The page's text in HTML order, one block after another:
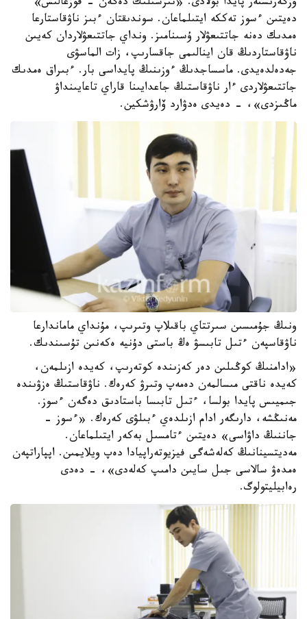
وزگەرىستەر پايدا بولادى. «تىرشىلىك دەگەن - قوزعالىس»
دەيتىن ءسوز تەككە ايتىلماعان. سوندىقتان ءبىز ناۋقاستارعا
ەمدىك دەنە جاتتىعۋلار ۇسىنامىز. ونداي جاتتىعۋلاردان كەيىن
ناۋقاستاردىڭ قان اينالىمى جاقسارىپ، زات الماسۋى
جەدەلدەيدى. ماسساجدىڭ ءوزىنىڭ پايداسى بار. ءبىراق ەمدىك
جاتتىعۋلاردى ءار ناۋقاستىڭ جاعدايىنا قاراي تاعايىنداۋ
ماڭىزدى»، - دەيدى ەدۋارد ۆارۋشكين.
ونىڭ جۇمىسىن سىرتتاي باقىلاپ وتىرىپ، مۇنداي ماماندارعا
ناۋقاسپەن ءتىل تابىسۋ ەڭ باستى دۇنيە ەكەنىن تۇسىندىك.
«ادامنىڭ كوڭىلىن دەر كەزىندە كوتەرىپ، كەيدە ازىلمەن،
كەيدە ناقتى مىسالمەن دەمەپ وتىرۋ كەرەك. ناۋقاستىڭ ەزۋىندە
جىميىس پايدا بولسا، ءتىل تابىسا باستادىق دەگەن ءسوز.
مەنىڭشە، دارىگەر ادام ازىلدەي ءبىلۋى كەرەك. «ءسوز -
جاننىڭ داۋاسى» دەيتىن ءتامسىل بەكەر ايتىلماعان.
مەديتسينانىڭ كەلەشەگى فيزيوتەراپيادا دەپ ويلايمىن. اپپاراتپەن
ەمدەۋ سالاسى جىل سايىن دامىپ كەلەدى»، - دەدى
رەابيليتولوگ.